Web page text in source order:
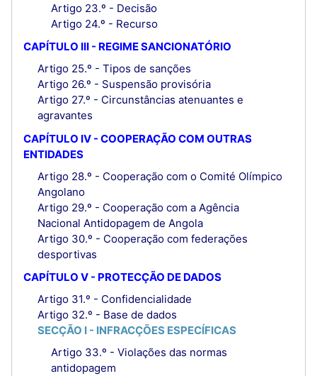
Artigo 23.º - Decisão
Artigo 24.º - Recurso
CAPÍTULO III - REGIME SANCIONATÓRIO
Artigo 25.º - Tipos de sanções
Artigo 26.º - Suspensão provisória
Artigo 27.º - Circunstâncias atenuantes e
agravantes
CAPÍTULO IV - COOPERAÇÃO COM OUTRAS
ENTIDADES
Artigo 28.º - Cooperação com o Comité Olímpico
Angolano
Artigo 29.º - Cooperação com a Agência
Nacional Antidopagem de Angola
Artigo 30.º - Cooperação com federações
desportivas
CAPÍTULO V - PROTECÇÃO DE DADOS
Artigo 31.º - Confidencialidade
Artigo 32.º - Base de dados
SECÇÃO I - INFRACÇÕES ESPECÍFICAS
Artigo 33.º - Violações das normas
antidopagem